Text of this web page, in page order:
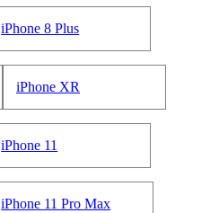
iPhone 8 Plus
iPhone XR
iPhone 11
iPhone 11 Pro Max